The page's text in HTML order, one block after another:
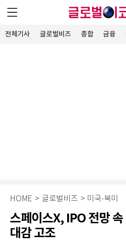
전체기사 글로벌비즈 종합 금융
HOME > 글로벌비즈 > 미국·북미
스페이스X, IPO 전망 속
대감 고조